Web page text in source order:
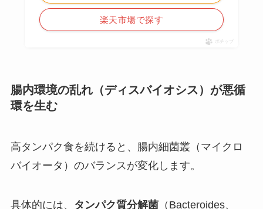
楽天市場で探す
ポチップ
腸内環境の乱れ（ディスバイオシス）が悪循
環を生む
高タンパク食を続けると、腸内細菌叢（マイクロ
バイオータ）のバランスが変化します。
具体的には、 タンパク質分解菌（Bacteroides、